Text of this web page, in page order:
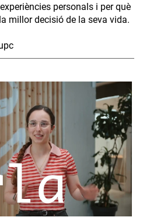
personals i per què
millor decisió de la seva vida.